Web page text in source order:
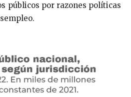
públicos por razones políticas